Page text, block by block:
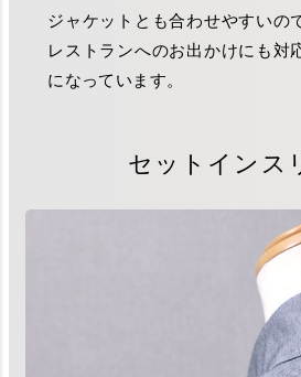
ジャケットとも合わせやすいの
レストランへのお出かけにも対
になっています。
セットインス